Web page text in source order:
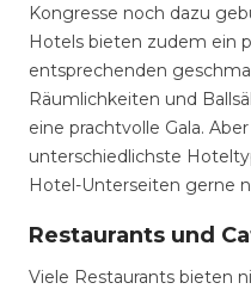
Kongresse noch dazu
Hotels bieten zudem ein
entsprechenden
Räumlichkeiten und
eine prachtvolle Gala.
unterschiedlichste
Hotel-Unterseiten gerne
Restaurants und
Viele Restaurants bieten